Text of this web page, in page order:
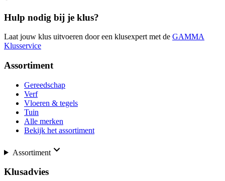
Hulp nodig bij je klus?
Laat jouw klus uitvoeren door een klusexpert met de GAMMA
Klusservice
Assortiment
Gereedschap
Verf
Vloeren & tegels
Tuin
Alle merken
Bekijk het assortiment
Assortiment
Klusadvies